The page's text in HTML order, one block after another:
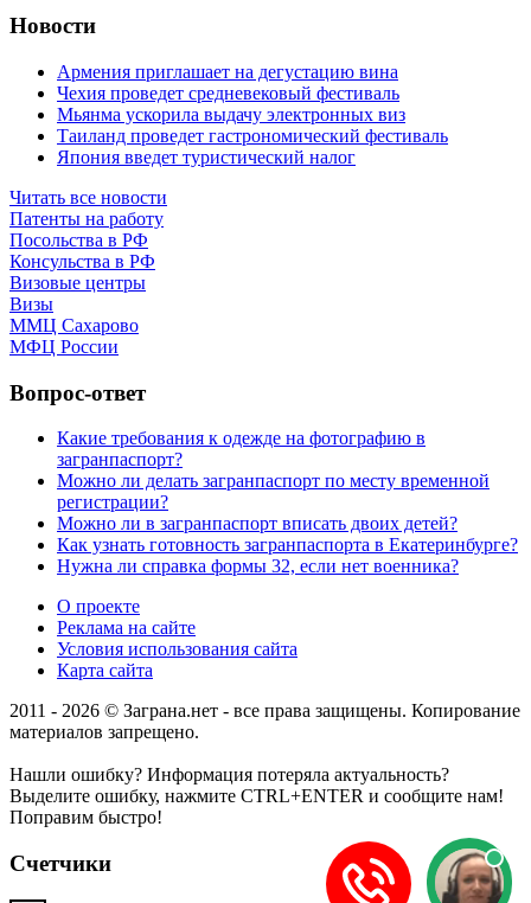
Новости
Армения приглашает на дегустацию вина
Чехия проведет средневековый фестиваль
Мьянма ускорила выдачу электронных виз
Таиланд проведет гастрономический фестиваль
Япония введет туристический налог
Читать все новости
Патенты на работу
Посольства в РФ
Консульства в РФ
Визовые центры
Визы
ММЦ Сахарово
МФЦ России
Вопрос-ответ
Какие требования к одежде на фотографию в
загранпаспорт?
Можно ли делать загранпаспорт по месту временной
регистрации?
Можно ли в загранпаспорт вписать двоих детей?
Как узнать готовность загранпаспорта в Екатеринбурге?
Нужна ли справка формы 32, если нет военника?
О проекте
Реклама на сайте
Условия использования сайта
Карта сайта
2011 - 2026 © Заграна.нет - все права защищены. Копирование
материалов запрещено.
Нашли ошибку? Информация потеряла актуальность?
Выделите ошибку, нажмите CTRL+ENTER и сообщите нам!
Поправим быстро!
Счетчики